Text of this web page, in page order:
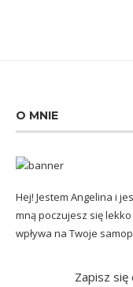
O MNIE
Hej! Jestem Angelina i
mną poczujesz się
wpływa na Twoje
Zapisz się